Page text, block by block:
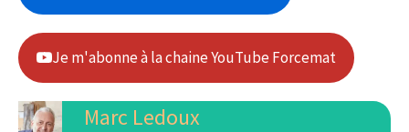
Je m'abonne à la chaine YouTube Forcemat
Marc Ledoux